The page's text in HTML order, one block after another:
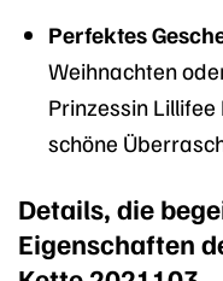
Perfektes
Weihnachten
Prinzessin
schöne
Details, die
Eigenschaften